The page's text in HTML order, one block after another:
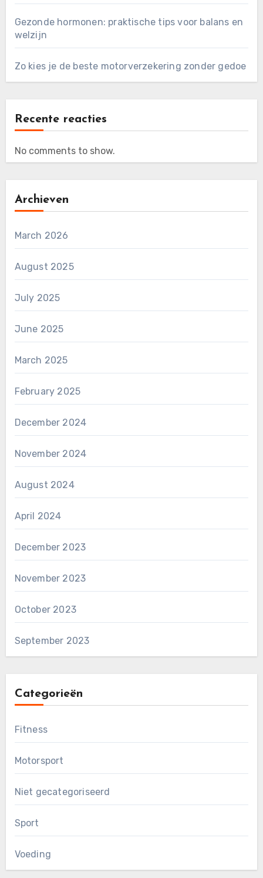
Gezonde hormonen: praktische tips voor balans en
welzijn
Zo kies je de beste motorverzekering zonder gedoe
Recente reacties
No comments to show.
Archieven
March 2026
August 2025
July 2025
June 2025
March 2025
February 2025
December 2024
November 2024
August 2024
April 2024
December 2023
November 2023
October 2023
September 2023
Categorieën
Fitness
Motorsport
Niet gecategoriseerd
Sport
Voeding